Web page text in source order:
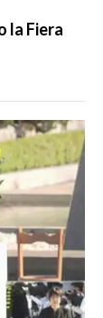
la Fiera